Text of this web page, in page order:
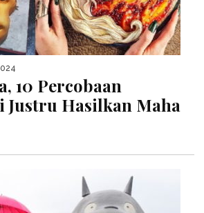
10 Percobaan
Justru Hasilkan Maha